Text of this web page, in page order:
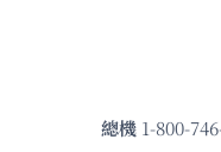
總機 1-800-